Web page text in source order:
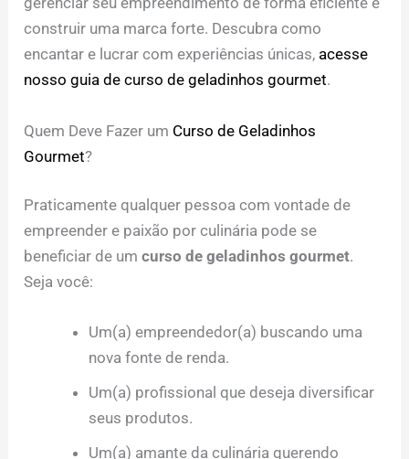
construir uma marca forte. Descubra como
encantar e lucrar com experiências únicas, acesse
nosso guia de curso de geladinhos gourmet.
Quem Deve Fazer um Curso de Geladinhos
Gourmet?
Praticamente qualquer pessoa com vontade de
empreender e paixão por culinária pode se
beneficiar de umcurso de geladinhos gourmet.
Seja você:
Um(a) empreendedor(a) buscando uma
nova fonte de renda.
Um(a) profissional que deseja diversificar
seus produtos.
Um(a) amante da culinária querendo